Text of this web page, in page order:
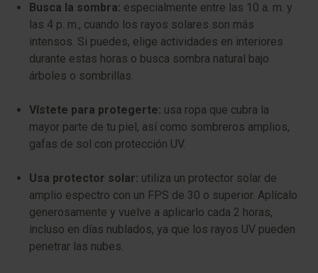
Busca la sombra: especialmente entre las 10 a. m. y
las 4 p. m., cuando los rayos solares son más
intensos. Si puedes, elige actividades en interiores
durante estas horas o busca sombra natural bajo
árboles o sombrillas.
Vístete para protegerte: usa ropa que cubra la
mayor parte de tu piel, así como sombreros amplios,
gafas de sol con protección UV.
Usa protector solar: utiliza un protector solar de
amplio espectro con un FPS de 30 o superior. Aplícalo
generosamente y vuelve a aplicarlo cada 2 horas,
incluso en días nublados, ya que los rayos UV pueden
penetrar las nubes.